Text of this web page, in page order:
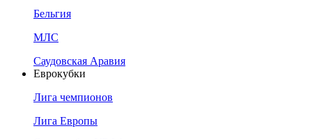
Бельгия
МЛС
Саудовская Аравия
Еврокубки
Лига чемпионов
Лига Европы